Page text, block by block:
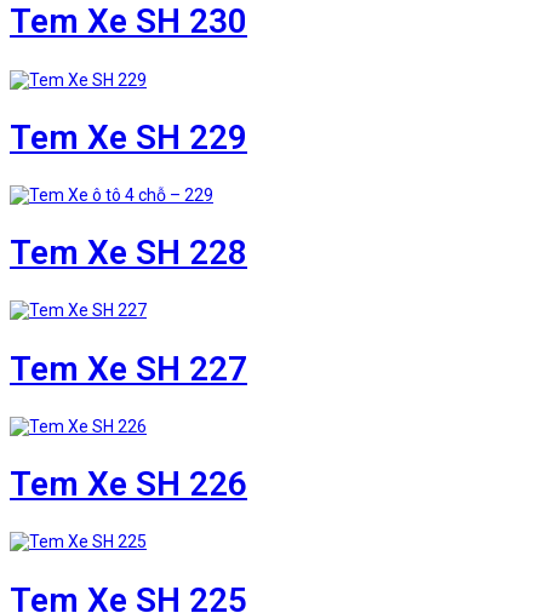
Tem Xe SH 230
Tem Xe SH 229
Tem Xe SH 228
Tem Xe SH 227
Tem Xe SH 226
Tem Xe SH 225